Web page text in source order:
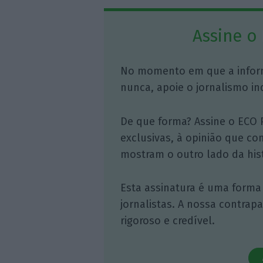
Assine o
No momento em que a
nunca, apoie o jornalismo
De que forma? Assine o
exclusivas, à opinião que
mostram o outro lado da
Esta assinatura é uma
jornalistas. A nossa
rigoroso e credível.